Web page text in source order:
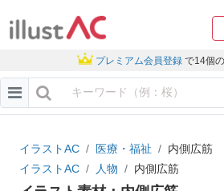
プレミアム会員登録 で14個
イラストAC 医療・福祉
内側広筋
イラストAC
人物 内側広筋